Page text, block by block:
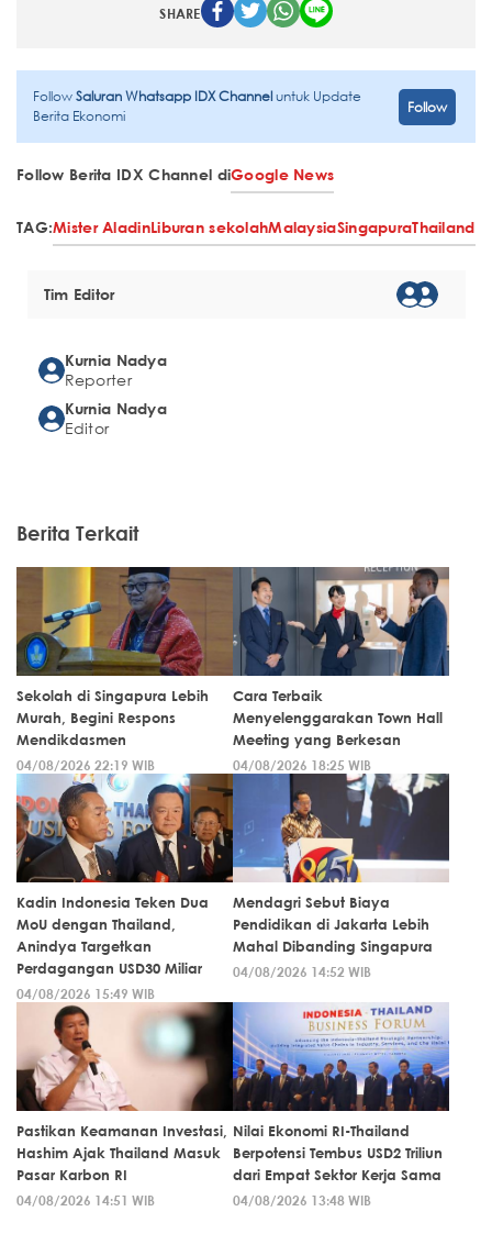
SHARE
FollowSaluran Whatsapp IDX Channeluntuk Update
Berita Ekonomi
Follow
Follow Berita IDX Channel diGoogle News
TAG:Mister AladinLiburan sekolahMalaysiaSingapuraThailand
Tim Editor
Kurnia Nadya
Reporter
Kurnia Nadya
Editor
Berita Terkait
Sekolah di Singapura Lebih
Murah, Begini Respons
Mendikdasmen
04/08/2026 22:19 WIB
Cara Terbaik
Menyelenggarakan Town Hall
Meeting yang Berkesan
04/08/2026 18:25 WIB
Kadin Indonesia Teken Dua
MoU dengan Thailand,
Anindya Targetkan
Perdagangan USD30 Miliar
04/08/2026 15:49 WIB
Mendagri Sebut Biaya
Pendidikan di Jakarta Lebih
Mahal Dibanding Singapura
04/08/2026 14:52 WIB
Pastikan Keamanan Investasi,
Hashim Ajak Thailand Masuk
Pasar Karbon RI
04/08/2026 14:51 WIB
Nilai Ekonomi RI-Thailand
Berpotensi Tembus USD2 Triliun
dari Empat Sektor Kerja Sama
04/08/2026 13:48 WIB